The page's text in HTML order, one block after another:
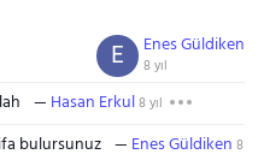
Enes Güldiken
8 yıl
E
Hasan Erkul8 yıl
bulursunuz Enes Güldiken 8